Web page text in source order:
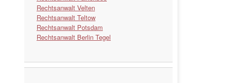
Rechtsanwalt Velten
Rechtsanwalt Teltow
Rechtsanwalt Potsdam
Rechtsanwalt Berlin Tegel